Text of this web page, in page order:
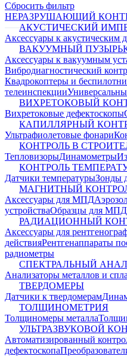
Сбросить фильтр
НЕРАЗРУШАЮЩИЙ
АКУСТИЧЕСКИЙ
Аксессуары к акустическим
ВАКУУМНЫЙ
Аксессуары к вакуумным
Вибродиагностический
Квадрокоптеры и
телеинспекции
ВИХРЕТОКОВЫЙ
Вихретоковые дефектоскопы
КАПИЛЛЯРНЫЙ
Ультрафиолетовые фонари
КОНТРОЛЬ В
ТепловизорыДинамометры
КОНТРОЛЬ
Датчики температурыЗонды
МАГНИТНЫЙ
Аксессуары для МПД
устройстваОбразцы для МПД
РАДИАЦИОННЫЙ
Аксессуары для
действияРентгенаппараты
радиометры
СПЕКТРАЛЬНЫЙ
Анализаторы металлов и
ТВЕРДОМЕРЫ
Датчики к твердомерам
ТОЛЩИНОМЕТРИЯ
Толщиномеры металла
УЛЬТРАЗВУКОВОЙ
Автоматизированный
дефектоскопа